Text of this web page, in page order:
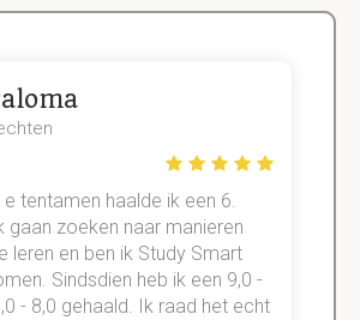
tentamen haalde ik een 6.
gaan zoeken naar manieren
leren en ben ik Study Smart
Sindsdien heb ik een 9,0 -
- 8,0 gehaald. Ik raad het echt